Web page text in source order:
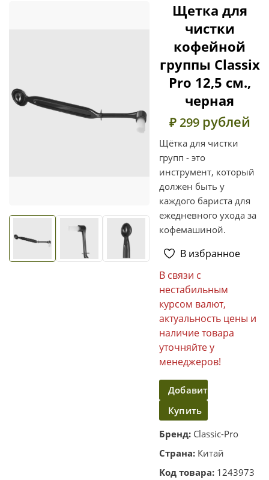
Щетка для
чистки
кофейной
группы Classix
Pro 12,5 см.,
черная
₽ 299 рублей
Щётка для чистки
групп - это
инструмент, который
должен быть у
каждого бариста для
ежедневного ухода за
кофемашиной.
В избранное
В связи с
нестабильным
курсом валют,
актуальность цены и
наличие товара
уточняйте у
менеджеров!
Добавить
в
корзину
Купить
в
один
клик
Бренд: Classic-Pro
Страна: Китай
Код товара: 1243973